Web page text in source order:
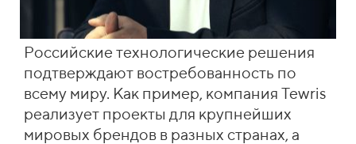
Российские технологические решения
подтверждают востребованность по
всему миру. Как пример, компания Tewris
реализует проекты для крупнейших
мировых брендов в разных странах, а